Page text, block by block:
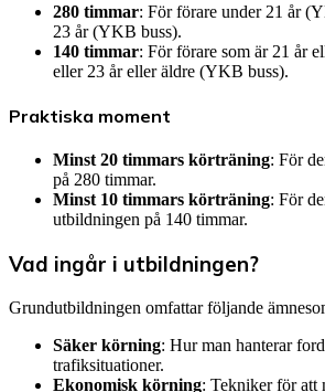
280 timmar: För förare under 21 år
23 år (YKB buss).
140 timmar: För förare som är 21 år
eller 23 år eller äldre (YKB buss).
Praktiska moment
Minst 20 timmars körträning: För
på 280 timmar.
Minst 10 timmars körträning: För
utbildningen på 140 timmar.
Vad ingår i utbildningen?
Grundutbildningen omfattar följande
Säker körning: Hur man hanterar
trafiksituationer.
Ekonomisk körning: Tekniker för att